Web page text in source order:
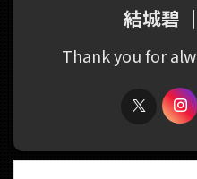
結城碧
Thank you for